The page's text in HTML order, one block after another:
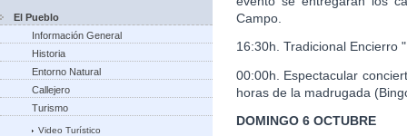
El Pueblo
Información General
Historia
Entorno Natural
Callejero
Turismo
Video Turístico
Campo.
16:30h. Tradicional Encierro
00:00h. Espectacular
horas de la madrugada
DOMINGO 6 OCTUBRE